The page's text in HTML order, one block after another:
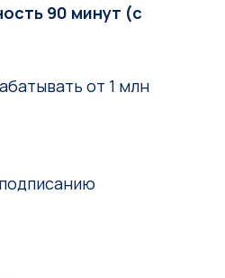
90 минут (с
от 1 млн